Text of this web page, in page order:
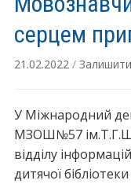
серцем
21.02.2022 /
У Міжнародний
МЗОШ№57
відділу
дитячої